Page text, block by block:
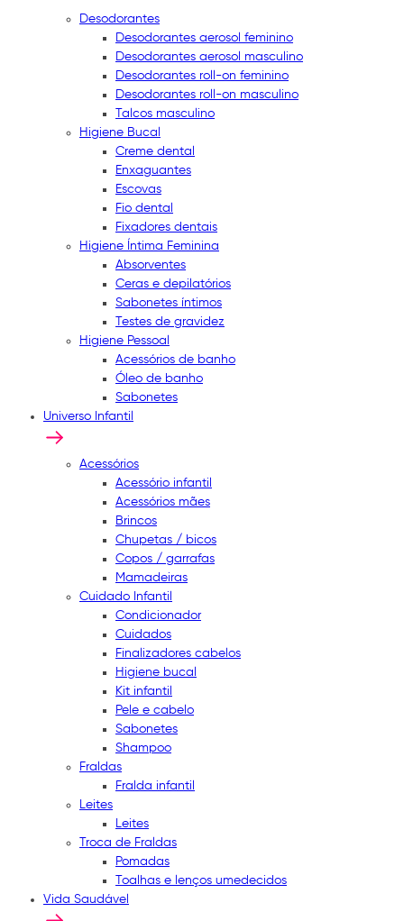
Desodorantes
Desodorantes aerosol feminino
Desodorantes aerosol masculino
Desodorantes roll-on feminino
Desodorantes roll-on masculino
Talcos masculino
Higiene Bucal
Creme dental
Enxaguantes
Escovas
Fio dental
Fixadores dentais
Higiene Íntima Feminina
Absorventes
Ceras e depilatórios
Sabonetes íntimos
Testes de gravidez
Higiene Pessoal
Acessórios de banho
Óleo de banho
Sabonetes
Universo Infantil
Acessórios
Acessório infantil
Acessórios mães
Brincos
Chupetas / bicos
Copos / garrafas
Mamadeiras
Cuidado Infantil
Condicionador
Cuidados
Finalizadores cabelos
Higiene bucal
Kit infantil
Pele e cabelo
Sabonetes
Shampoo
Fraldas
Fralda infantil
Leites
Leites
Troca de Fraldas
Pomadas
Toalhas e lenços umedecidos
Vida Saudável